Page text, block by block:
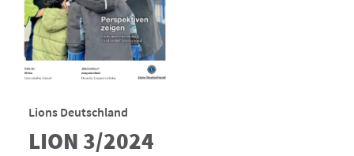
Lions Deutschland
LION 3/2024